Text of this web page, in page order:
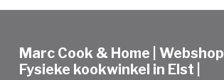
Marc Cook & Home | Webshop |
Fysieke kookwinkel in Elst |